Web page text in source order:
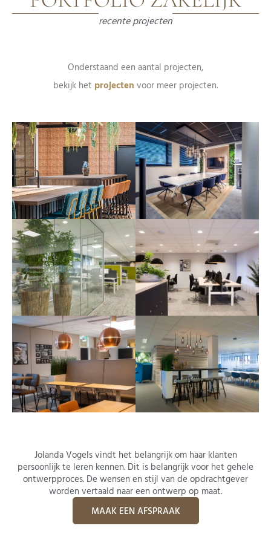
recente projecten
Onderstaand een aantal projecten,
​bekijk het projecten voor meer projecten.
Jolanda Vogels vindt het belangrijk om haar klanten
persoonlijk te leren kennen. Dit is belangrijk voor het gehele
ontwerpproces. De wensen en stijl van de opdrachtgever
worden vertaald naar een ontwerp op maat.
MAAK EEN AFSPRAAK